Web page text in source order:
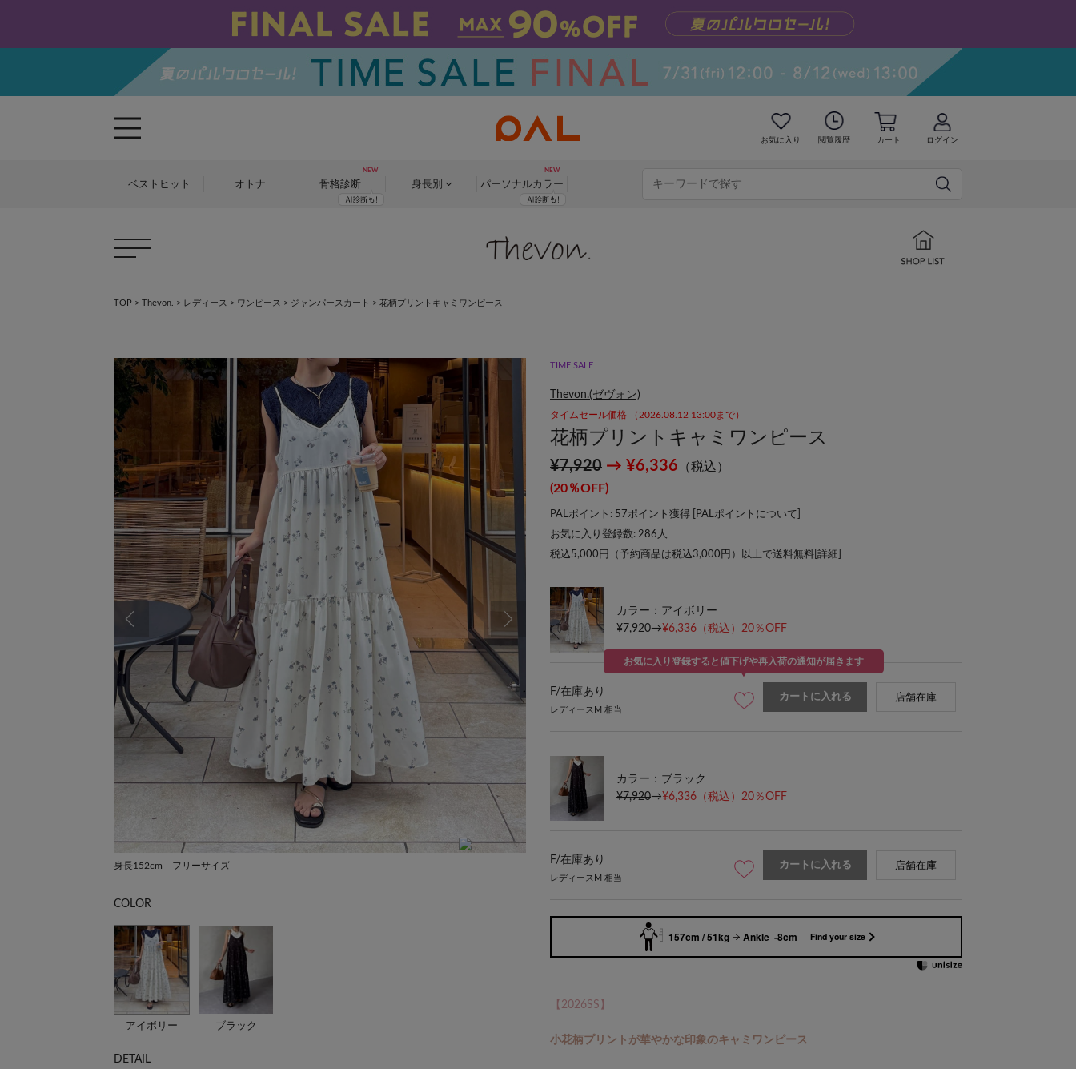
お気に入り 閲覧履歴 カート ログイン
ベストヒット オトナ 骨格診断 身長別 パーソナルカラー
TOP > Thevon. > レディース > ワンピース > ジャンパースカート > 花柄プリントキャミワンピース
身長152cm フリーサイズ 身長152cm フリーサイズ
COLOR
アイボリー ブラック
DETAIL
TIME SALE
Thevon.(ゼヴォン)
タイムセール価格 （2026.08.12 13:00まで）
花柄プリントキャミワンピース
¥7,920 → ¥6,336 （税込）
(20％OFF)
PALポイント: 57ポイント獲得 [ PALポイントについて
お気に入り登録数: 286 人
税込5,000円（予約商品は税込3,000円）以上で送料無料[ 詳細
カラー：アイボリー
¥7,920→¥6,336 （税込）20％OFF
F/在庫あり
レディースM 相当
お気に入り登録すると値下げや再入荷の通知が届きます
カートに入れる 店舗在庫
カラー：ブラック
¥7,920→¥6,336 （税込）20％OFF
F/在庫あり
レディースM 相当
カートに入れる 店舗在庫
157cm / 51kg Ankle -8cm Find your size
【2026SS】
小花柄プリントが華やかな印象のキャミワンピース